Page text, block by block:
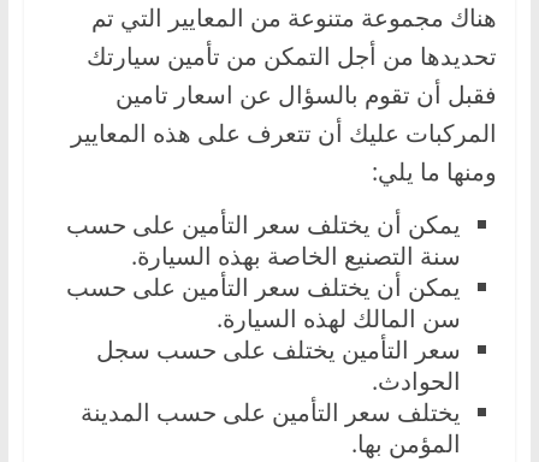
هناك مجموعة متنوعة من المعايير التي تم
تحديدها من أجل التمكن من تأمين سيارتك
فقبل أن تقوم بالسؤال عن اسعار تامين
المركبات عليك أن تتعرف على هذه المعايير
ومنها ما يلي:
يمكن أن يختلف سعر التأمين على حسب
سنة التصنيع الخاصة بهذه السيارة.
يمكن أن يختلف سعر التأمين على حسب
سن المالك لهذه السيارة.
سعر التأمين يختلف على حسب سجل
الحوادث.
يختلف سعر التأمين على حسب المدينة
المؤمن بها.